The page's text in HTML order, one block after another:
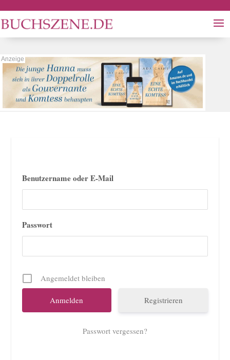
Benutzername oder E-Mail
Passwort
Angemeldet bleiben
Registrieren
Passwort vergessen?